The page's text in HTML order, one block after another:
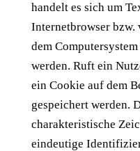
handelt es sich um
Internetbrowser
dem
werden. Ruft ein
ein Cookie auf dem
gespeichert werden.
charakteristische
eindeutige